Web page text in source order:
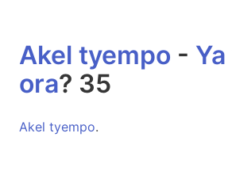
Akel tyempo - Ya
ora? 35
Akel tyempo.